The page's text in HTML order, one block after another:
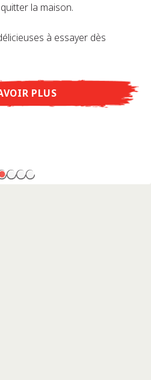
la maison.
à essayer dès
PLUS